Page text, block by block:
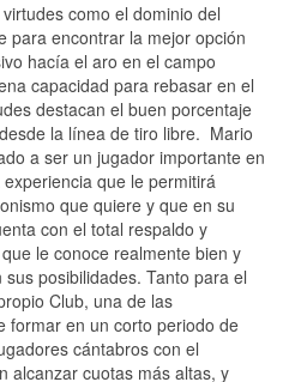
como el dominio del
para encontrar la mejor opción
hacía el aro en el campo
capacidad para rebasar en el
destacan el buen porcentaje
la línea de tiro libre. Mario
a ser un jugador importante en
que le permitirá
que quiere y que en su
con el total respaldo y
le conoce realmente bien y
posibilidades. Tanto para el
Club, una de las
formar en un corto periodo de
cántabros con el
alcanzar cuotas más altas, y